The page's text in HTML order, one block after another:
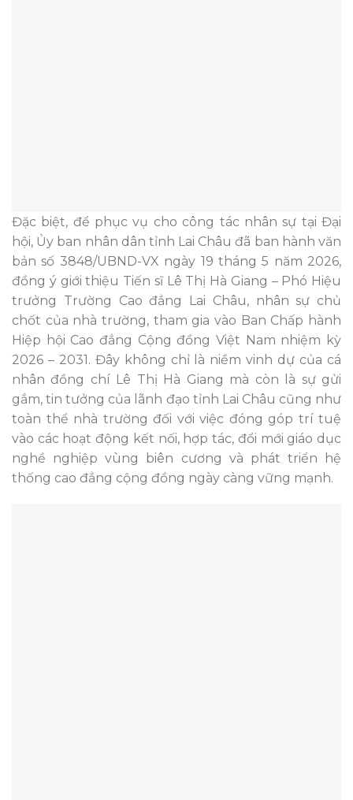
Đặc biệt, để phục vụ cho công tác nhân sự tại Đại
hội, Ủy ban nhân dân tỉnh Lai Châu đã ban hành văn
bản số 3848/UBND-VX ngày 19 tháng 5 năm 2026,
đồng ý giới thiệu Tiến sĩ Lê Thị Hà Giang – Phó Hiệu
trưởng Trường Cao đẳng Lai Châu, nhân sự chủ
chốt của nhà trường, tham gia vào Ban Chấp hành
Hiệp hội Cao đẳng Cộng đồng Việt Nam nhiệm kỳ
2026 – 2031. Đây không chỉ là niềm vinh dự của cá
nhân đồng chí Lê Thị Hà Giang mà còn là sự gửi
gắm, tin tưởng của lãnh đạo tỉnh Lai Châu cũng như
toàn thể nhà trường đối với việc đóng góp trí tuệ
vào các hoạt động kết nối, hợp tác, đổi mới giáo dục
nghề nghiệp vùng biên cương và phát triển hệ
thống cao đẳng cộng đồng ngày càng vững mạnh.